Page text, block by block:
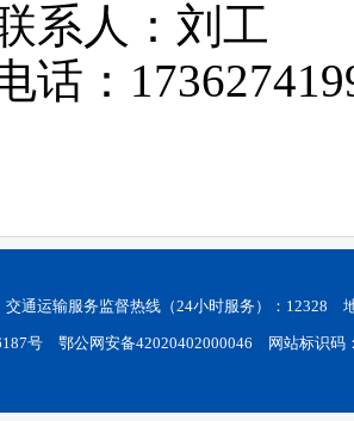
系人： 刘工
话：
通运输服务监督热线（24小时服务）：12328
号 鄂公网安备42020402000046 网站标识码